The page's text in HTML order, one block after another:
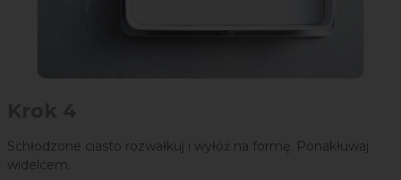
Schłodzone ciasto rozwałkuj i wyłóż na formę. Ponakłuwaj
widelcem.